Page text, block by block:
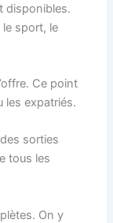
disponibles.
sport, le
Ce point
les expatriés.
sorties
tous les
On y